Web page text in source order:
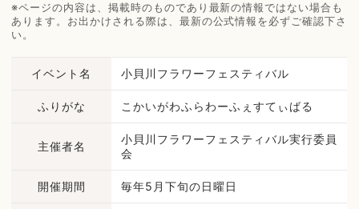
※ページの内容は、掲載時のものであり最新の情報ではない場合も
あります。お出かけされる際は、最新の公式情報を必ずご確認下さ
い。
イベント名 小貝川フラワーフェスティバル
ふりがな こかいがわふらわーふぇすてぃばる
主催者名
小貝川フラワーフェスティバル実行委員
会
開催期間 毎年5月下旬の日曜日